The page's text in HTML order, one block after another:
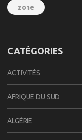
zone
CATÉGORIES
ACTIVITÉS
AFRIQUE DU SUD
ALGÉRIE